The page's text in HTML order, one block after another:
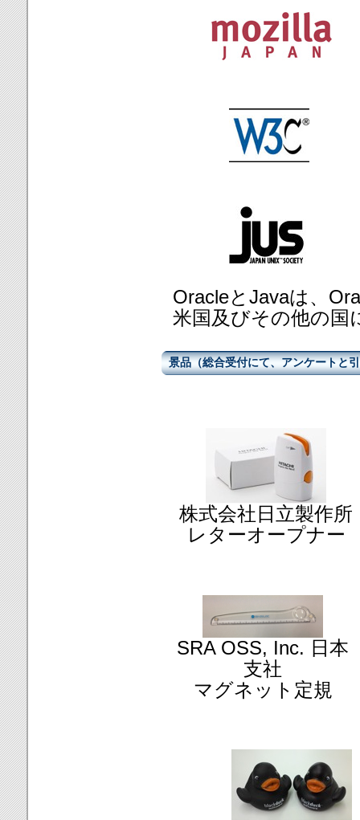
OracleとJavaは、
米国及びその他の国
景品（総合受付にて、アンケートと
株式会社日立製作所
レターオープナー
SRA OSS, Inc. 日本
支社
マグネット定規